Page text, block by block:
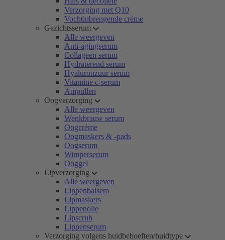
Verzorging met Q10
Vochtinbrengende crème
Gezichtsserum
Alle weergeven
Anti-agingserum
Collageen serum
Hydraterend serum
Hyaluronzuur serum
Vitamine c-serum
Ampullen
Oogverzorging
Alle weergeven
Wenkbrauw serum
Oogcrème
Oogmaskers & -pads
Oogserum
Wimperserum
Ooggel
Lipverzorging
Alle weergeven
Lippenbalsem
Lipmaskers
Lippenolie
Lipscrub
Lippenserum
Verzorging volgens huidbehoeften/huidtype